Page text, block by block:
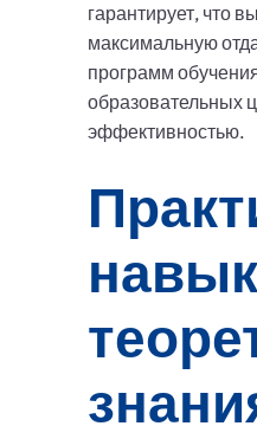
гарантирует, что
максимальную
программ
образовательных
эффективностью.